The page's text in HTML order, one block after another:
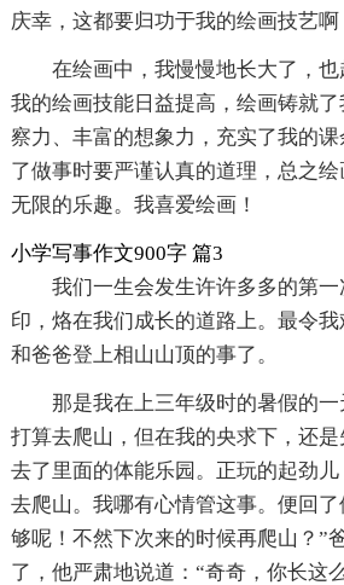
庆幸，这都要归功于我的绘画技艺啊
在绘画中，我慢慢地长大了，也
我的绘画技能日益提高，绘画铸就
察力、丰富的想象力，充实了我的
了做事时要严谨认真的道理，总之
无限的乐趣。我喜爱绘画！
小学写事作文900字 篇3
我们一生会发生许许多多的第
印，烙在我们成长的道路上。最令
和爸爸登上相山山顶的事了。
那是我在上三年级时的暑假的
打算去爬山，但在我的央求下，还
去了里面的体能乐园。正玩的起劲
去爬山。我哪有心情管这事。便回
够呢！不然下次来的时候再爬山？”
了，他严肃地说道：“奇奇，你长这